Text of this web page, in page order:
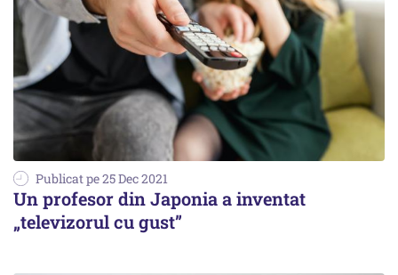
Publicat pe 25 Dec 2021
Un profesor din Japonia a inventat
„televizorul cu gust”